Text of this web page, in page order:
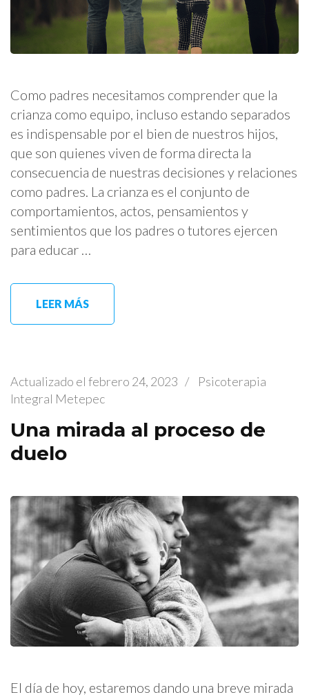
Como padres necesitamos comprender que la
crianza como equipo, incluso estando separados
es indispensable por el bien de nuestros hijos,
que son quienes viven de forma directa la
consecuencia de nuestras decisiones y relaciones
como padres. La crianza es el conjunto de
comportamientos, actos, pensamientos y
sentimientos que los padres o tutores ejercen
para educar …
LEER MÁS
Actualizado el febrero 24, 2023 /
Psicoterapia
Integral Metepec
Una mirada al proceso de
duelo
El día de hoy, estaremos dando una breve mirada